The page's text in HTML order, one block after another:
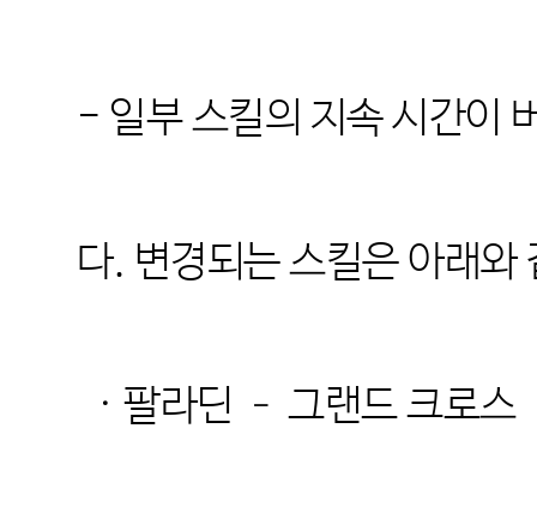
- 일부 스킬의 지속 시간이
다. 변경되는 스킬은 아래와
· 팔라딘 – 그랜드 크로스